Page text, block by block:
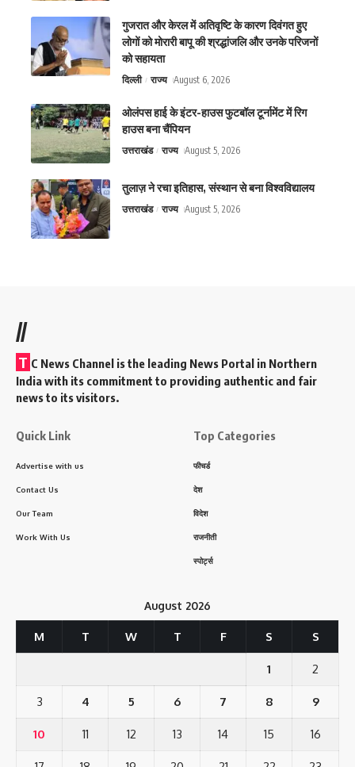
गुजरात और केरल में अतिवृष्टि के कारण दिवंगत हुए
लोगों को मोरारी बापू की श्रद्धांजलि और उनके परिजनों
को सहायता
दिल्ली राज्य August 6, 2026
ओलंपस हाई के इंटर-हाउस फुटबॉल टूर्नामेंट में रिग
हाउस बना चैंपियन
उत्तराखंड राज्य August 5, 2026
तुलाज़ ने रचा इतिहास, संस्थान से बना विश्वविद्यालय
उत्तराखंड राज्य August 5, 2026
//
T C News Channel is the leading News Portal in Northern
India with its commitment to providing authentic and fair
news to its visitors.
Quick Link
Advertise with us
Contact Us
Our Team
Work With Us
Top Categories
फीचर्ड
देश
विदेश
राजनीती
स्पोर्ट्स
August 2026
M T W T F S S
1 2
3 4 5 6 7 8 9
10 11 12 13 14 15 16